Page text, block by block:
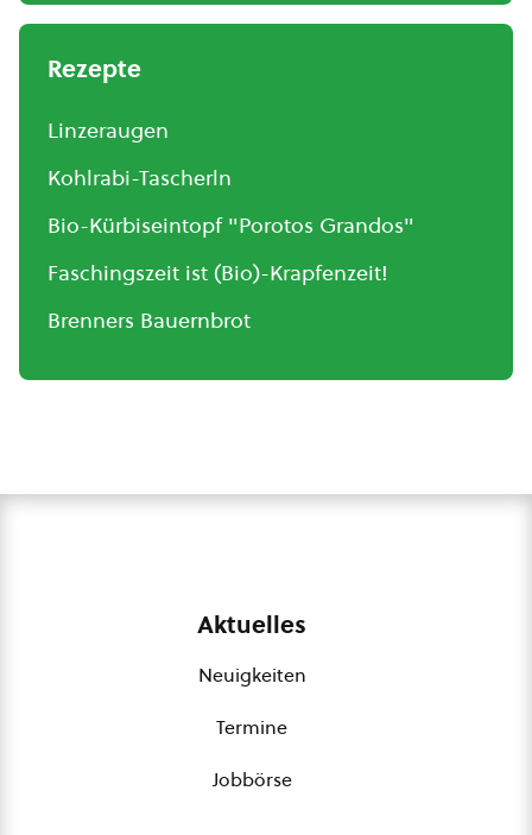
Rezepte
Linzeraugen
Kohlrabi-Tascherln
Bio-Kürbiseintopf "Porotos Grandos"
Faschingszeit ist (Bio)-Krapfenzeit!
Brenners Bauernbrot
Aktuelles
Neuigkeiten
Termine
Jobbörse